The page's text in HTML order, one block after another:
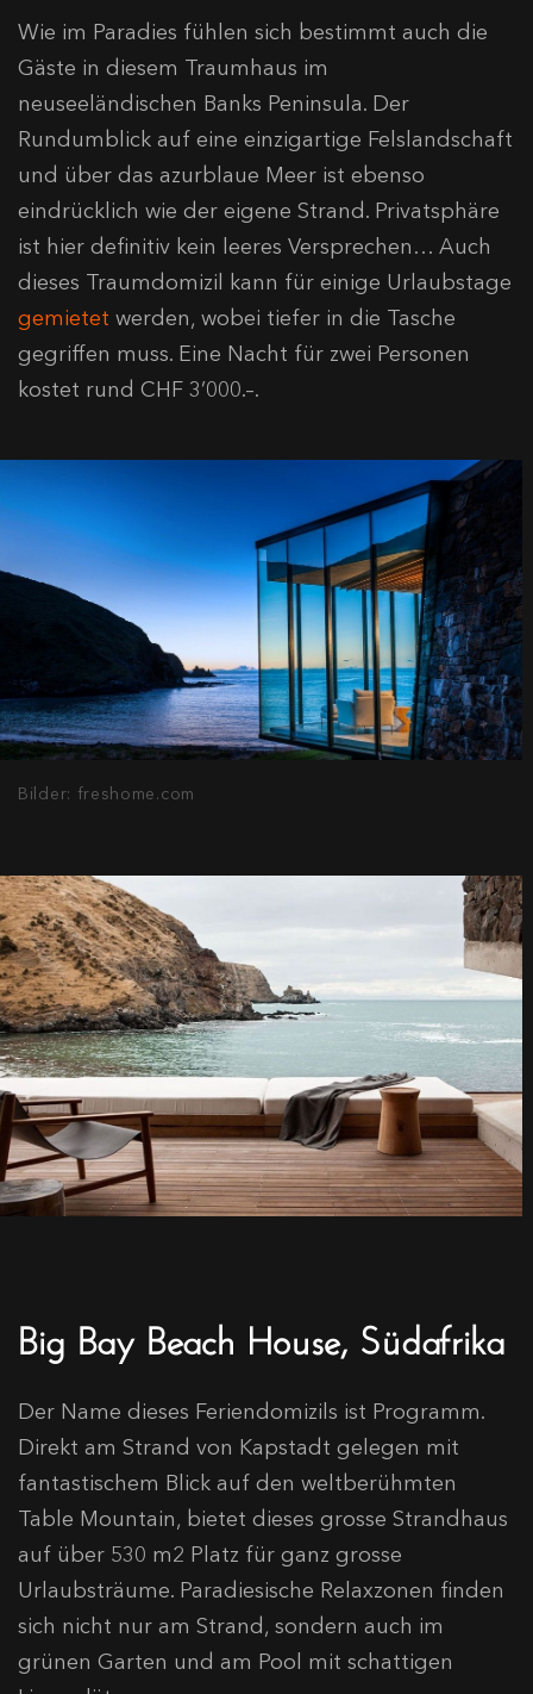
Wie im Paradies fühlen sich bestimmt auch die
Gäste in diesem Traumhaus im
neuseeländischen Banks Peninsula. Der
Rundumblick auf eine einzigartige Felslandschaft
und über das azurblaue Meer ist ebenso
eindrücklich wie der eigene Strand. Privatsphäre
ist hier definitiv kein leeres Versprechen… Auch
dieses Traumdomizil kann für einige Urlaubstage
gemietet werden, wobei tiefer in die Tasche
gegriffen muss. Eine Nacht für zwei Personen
kostet rund CHF 3’000.–.
Bilder: freshome.com
Big Bay Beach House, Südafrika
Der Name dieses Feriendomizils ist Programm.
Direkt am Strand von Kapstadt gelegen mit
fantastischem Blick auf den weltberühmten
Table Mountain, bietet dieses grosse Strandhaus
auf über 530 m2 Platz für ganz grosse
Urlaubsträume. Paradiesische Relaxzonen finden
sich nicht nur am Strand, sondern auch im
grünen Garten und am Pool mit schattigen